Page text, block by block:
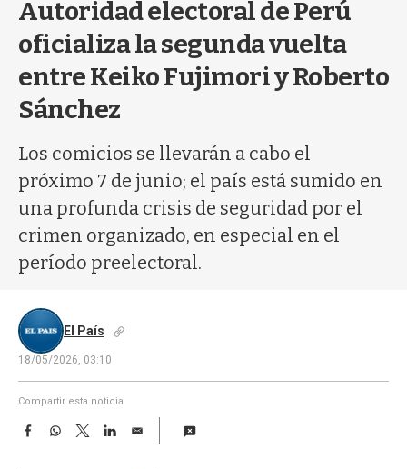
q
Autoridad electoral de Perú
oficializa la segunda vuelta
entre Keiko Fujimori y Roberto
Sánchez
Los comicios se llevarán a cabo el
próximo 7 de junio; el país está sumido en
una profunda crisis de seguridad por el
crimen organizado, en especial en el
período preelectoral.
El País
18/05/2026, 03:10
Compartir esta noticia
F
W
T
w
L
E